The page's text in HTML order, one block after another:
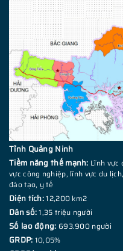
Tỉnh Quảng Ninh
Tiềm năng thế mạnh: Lĩnh vực
vực công nghiệp, lĩnh vực du
đào tạo, y tế
Diện tích:12,200 km2
Dân số:1,35 triệu người
Số lao động: 693.900 người
GRDP: 10,05%